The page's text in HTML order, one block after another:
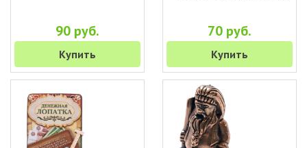
90 руб.
Купить
70 руб.
Купить